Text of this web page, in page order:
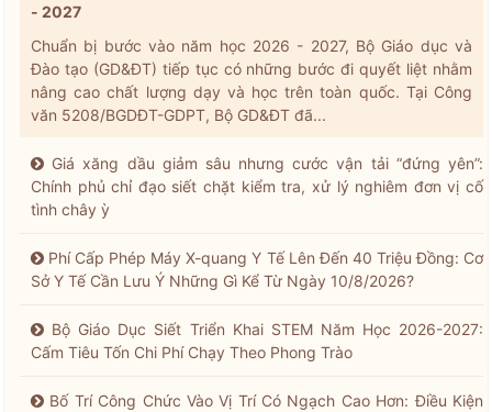
- 2027
Chuẩn bị bước vào năm học 2026 - 2027, Bộ Giáo dục và
Đào tạo (GD&ĐT) tiếp tục có những bước đi quyết liệt nhằm
nâng cao chất lượng dạy và học trên toàn quốc. Tại Công
văn 5208/BGDĐT-GDPT, Bộ GD&ĐT đã...
Giá xăng dầu giảm sâu nhưng cước vận tải “đứng yên”:
Chính phủ chỉ đạo siết chặt kiểm tra, xử lý nghiêm đơn vị cố
tình chây ỳ
Phí Cấp Phép Máy X-quang Y Tế Lên Đến 40 Triệu Đồng: Cơ
Sở Y Tế Cần Lưu Ý Những Gì Kể Từ Ngày 10/8/2026?
Bộ Giáo Dục Siết Triển Khai STEM Năm Học 2026-2027:
Cấm Tiêu Tốn Chi Phí Chạy Theo Phong Trào
Bố Trí Công Chức Vào Vị Trí Có Ngạch Cao Hơn: Điều Kiện